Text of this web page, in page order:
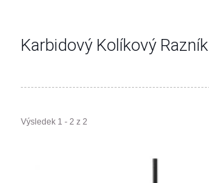
Karbidový Kolíkový Razník
Výsledek 1 - 2 z 2